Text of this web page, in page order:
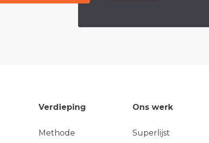
Verdieping
Methode
Ons werk
Superlijst